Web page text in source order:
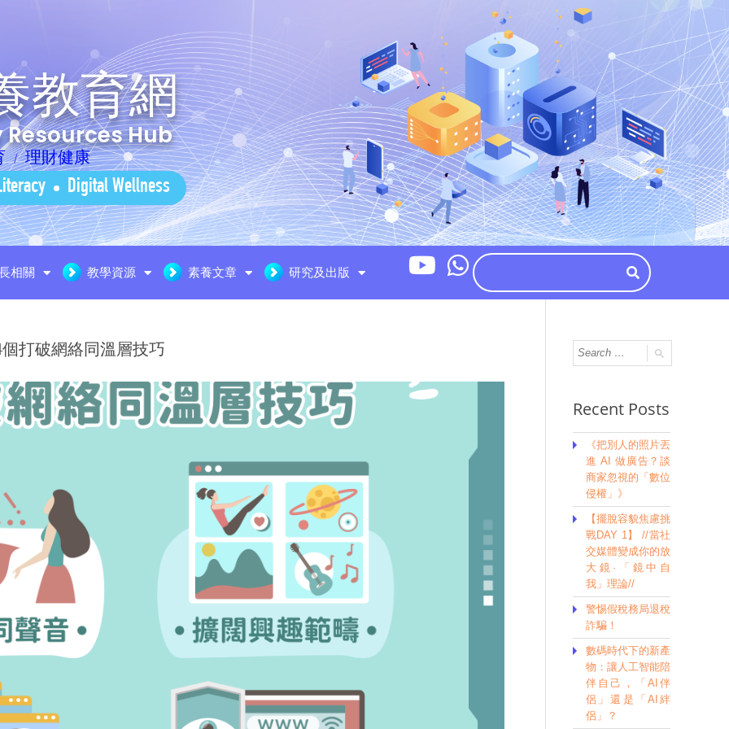
教育網
Hub
理財健康
Digital Wellness
相關 教學資源 素養文章 研究及出版
打破網絡同溫層技巧
Recent Posts
《把別人的照片丟
進 AI 做廣告？談
商家忽視的「數位
侵權」》
【擺脫容貌焦慮挑
戰DAY 1】 //當社
交媒體變成你的放
大鏡·「鏡中自
我」理論//
警惕假稅務局退稅
詐騙！
數碼時代下的新產
物：讓人工智能陪
伴自己，「AI伴
侶」還是「AI絆
侶」？